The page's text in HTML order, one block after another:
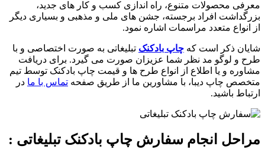
معرفی محصولات متنوع، راه اندازی کسب و کار های جدید،
بزرگداشت افراد برجسته، جشن های ملی و مذهبی و بسیاری دیگر
از انواع متعدد مراسمات اشاره نمود.
شایان ذکر است که چاپ بادکنک تبلیغاتی به صورت اختصاصی و با
طرح و لوگو مد نظر شما عزیزان صورت می گیرد. برای دریافت
مشاوره و یا اطلاع از انواع طرح ها و قیمت چاپ بادکنک توسط تیم
متخصص چاپ دیبا، با مشاورین ما از طریق صفحه تماس با ما در
ارتباط باشید.
مراحل انجام سفارش چاپ بادکنک تبلیغاتی :